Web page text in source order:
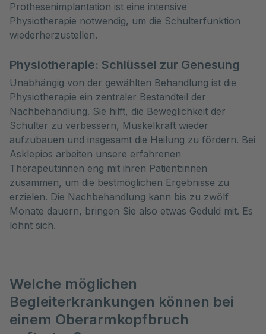
Prothesenimplantation ist eine intensive
Physiotherapie notwendig, um die Schulterfunktion
wiederherzustellen.
Physiotherapie: Schlüssel zur Genesung
Unabhängig von der gewählten Behandlung ist die
Physiotherapie ein zentraler Bestandteil der
Nachbehandlung. Sie hilft, die Beweglichkeit der
Schulter zu verbessern, Muskelkraft wieder
aufzubauen und insgesamt die Heilung zu fördern. Bei
Asklepios arbeiten unsere erfahrenen
Therapeut:innen eng mit ihren Patient:innen
zusammen, um die bestmöglichen Ergebnisse zu
erzielen. Die Nachbehandlung kann bis zu zwölf
Monate dauern, bringen Sie also etwas Geduld mit. Es
lohnt sich.
Welche möglichen
Begleiterkrankungen können bei
einem Oberarmkopfbruch